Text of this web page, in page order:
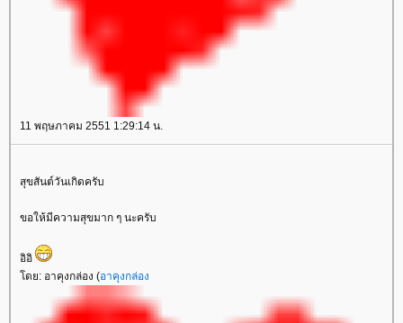
11 พฤษภาคม 2551 1:29:14 น.
สุขสันต์วันเกิดครับ
ขอให้มีความสุขมาก ๆ นะครับ
อิอิ
โดย: อาคุงกล่อง (อาคุงกล่อง